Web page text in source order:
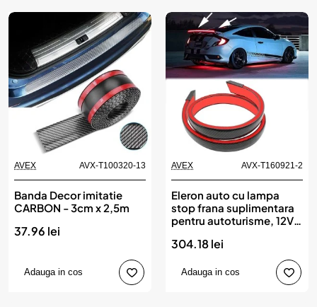
AVEX AVX-T100320-13
Banda Decor imitatie
CARBON - 3cm x 2,5m
37.96 lei
Adauga in cos
AVEX AVX-T160921-2
Eleron auto cu lampa
stop frana suplimentara
pentru autoturisme, 12V,
304.18 lei
Adauga in cos